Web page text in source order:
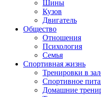
Шины
Кузов
Двигатель
Общество
Отношения
Психология
Семья
Спортивная жизнь
Тренировки в
Спортивное
Домашние